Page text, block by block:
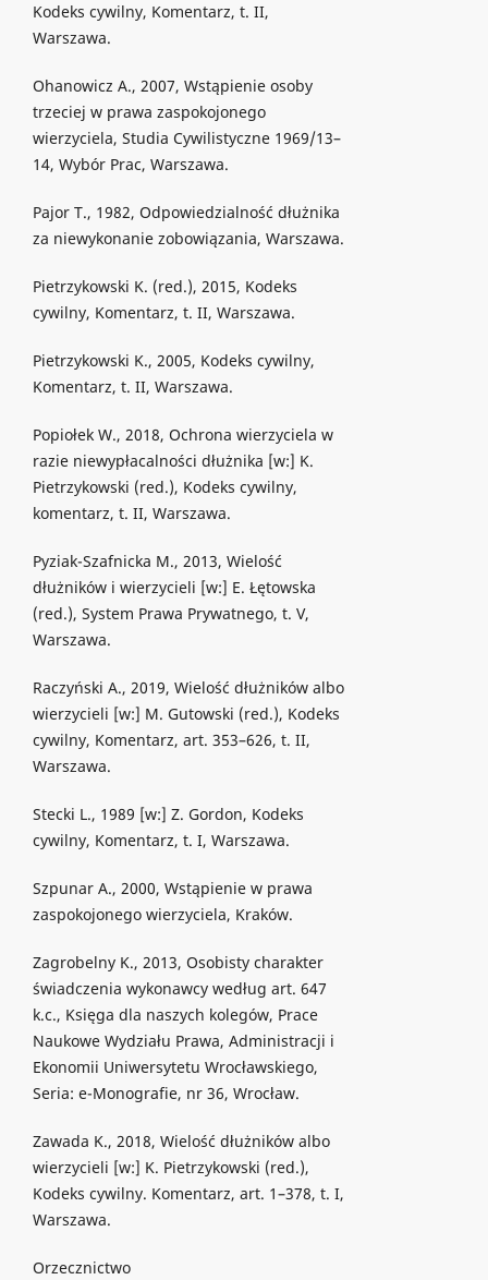
Kodeks cywilny, Komentarz, t. II,
Warszawa.
Ohanowicz A., 2007, Wstąpienie osoby
trzeciej w prawa zaspokojonego
wierzyciela, Studia Cywilistyczne 1969/13–
14, Wybór Prac, Warszawa.
Pajor T., 1982, Odpowiedzialność dłużnika
za niewykonanie zobowiązania, Warszawa.
Pietrzykowski K. (red.), 2015, Kodeks
cywilny, Komentarz, t. II, Warszawa.
Pietrzykowski K., 2005, Kodeks cywilny,
Komentarz, t. II, Warszawa.
Popiołek W., 2018, Ochrona wierzyciela w
razie niewypłacalności dłużnika [w:] K.
Pietrzykowski (red.), Kodeks cywilny,
komentarz, t. II, Warszawa.
Pyziak-Szafnicka M., 2013, Wielość
dłużników i wierzycieli [w:] E. Łętowska
(red.), System Prawa Prywatnego, t. V,
Warszawa.
Raczyński A., 2019, Wielość dłużników albo
wierzycieli [w:] M. Gutowski (red.), Kodeks
cywilny, Komentarz, art. 353–626, t. II,
Warszawa.
Stecki L., 1989 [w:] Z. Gordon, Kodeks
cywilny, Komentarz, t. I, Warszawa.
Szpunar A., 2000, Wstąpienie w prawa
zaspokojonego wierzyciela, Kraków.
Zagrobelny K., 2013, Osobisty charakter
świadczenia wykonawcy według art. 647
k.c., Księga dla naszych kolegów, Prace
Naukowe Wydziału Prawa, Administracji i
Ekonomii Uniwersytetu Wrocławskiego,
Seria: e-Monografie, nr 36, Wrocław.
Zawada K., 2018, Wielość dłużników albo
wierzycieli [w:] K. Pietrzykowski (red.),
Kodeks cywilny. Komentarz, art. 1–378, t. I,
Warszawa.
Orzecznictwo